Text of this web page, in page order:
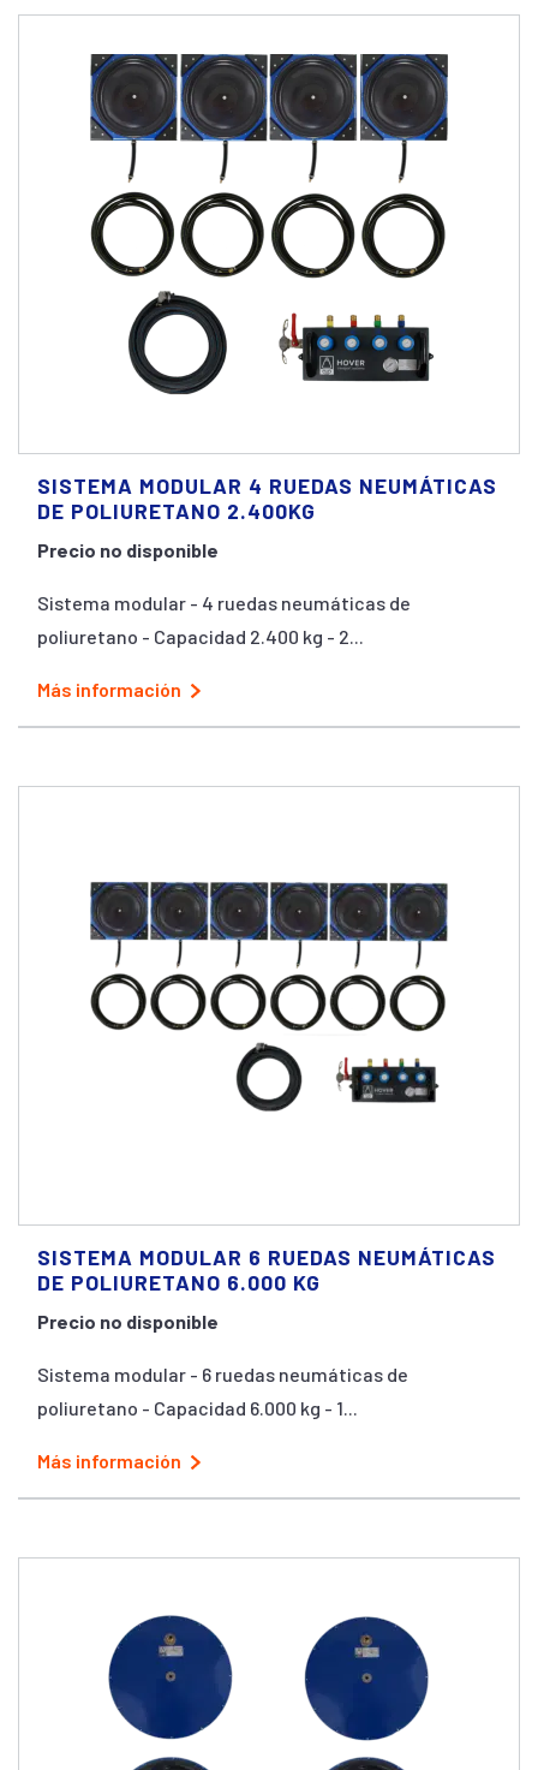
SISTEMA MODULAR 4 RUEDAS NEUMÁTICAS
DE POLIURETANO 2.400KG
Precio no disponible
Sistema modular - 4 ruedas neumáticas de
poliuretano - Capacidad 2.400 kg - 2...
Más información
SISTEMA MODULAR 6 RUEDAS NEUMÁTICAS
DE POLIURETANO 6.000 KG
Precio no disponible
Sistema modular - 6 ruedas neumáticas de
poliuretano - Capacidad 6.000 kg - 1...
Más información